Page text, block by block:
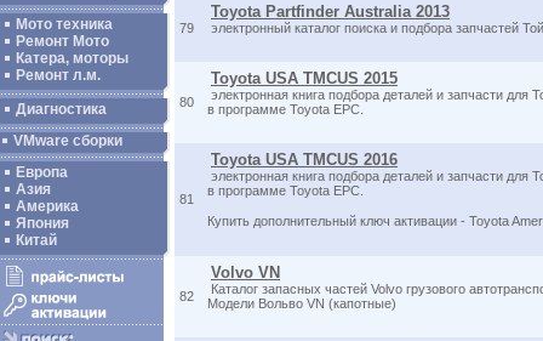
Мото техника
Ремонт Мото
Катера, моторы
Ремонт л.м.
Диагностика
VMware сборки
Европа
Азия
Америка
Япония
Китай
79
Toyota Partfinder Australia 2013
электронный каталог поиска и подбора запчастей
80
Toyota USA TMCUS 2015
электронная книга подбора деталей и запчасти для
в программе Toyota EPC.
81
Toyota USA TMCUS 2016
электронная книга подбора деталей и запчасти для
в программе Toyota EPC.
Купить дополнительный ключ активации - Toyota
82
Volvo VN
Каталог запасных частей Volvo грузового
Модели Вольво VN (капотные)